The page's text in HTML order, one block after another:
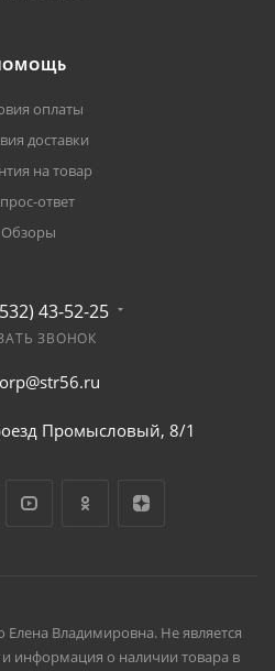
оплаты
доставки
на товар
ответ
Обзоры
43-52-25
ЗВОНОК
Промысловый, 8/1
Владимировна. Не является
информация о наличии товара в